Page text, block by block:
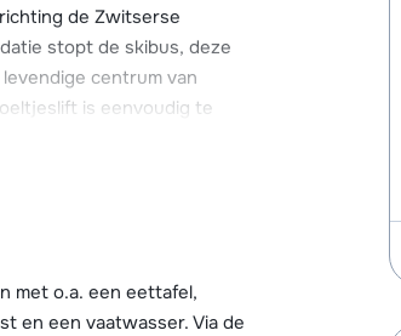
de Zwitserse
stopt de skibus, deze
centrum van
is eenvoudig te
skigebied. Résidence
winkels, een
van een gezellige
zwembad. Ook is er
met o.a. een eettafel,
en een vaatwasser. Via de